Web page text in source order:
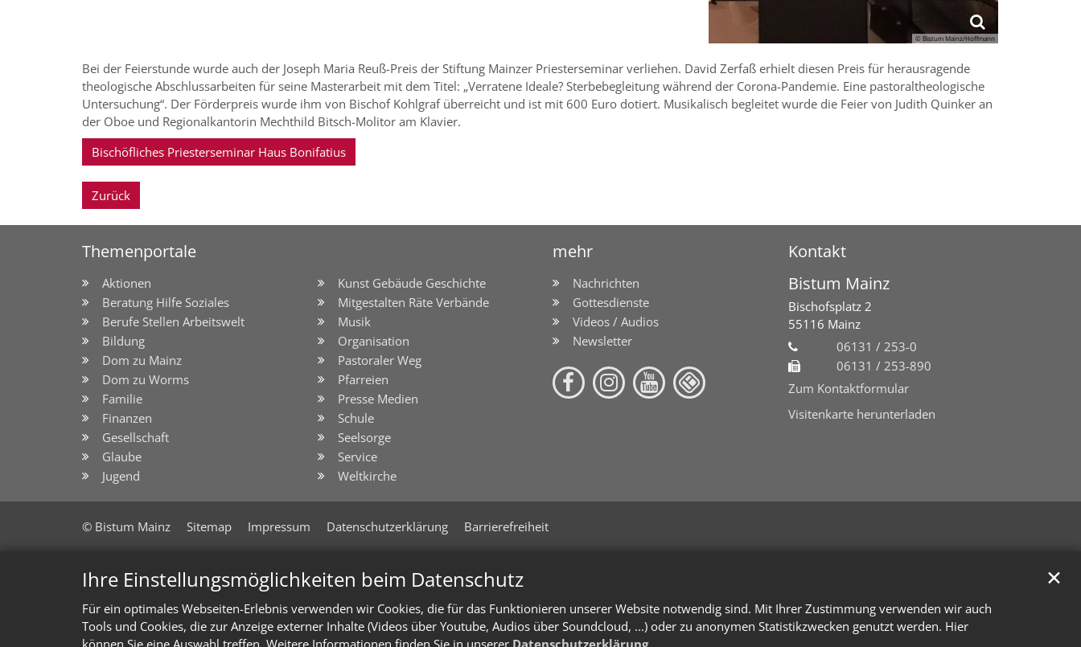
Ihre Einstellungsmöglichkeiten beim Datenschutz
Für ein optimales Webseiten-Erlebnis verwenden wir Cookies, die für das Funktionieren unserer Website notwendig sind. Mit Ihrer Zustimmung verwenden wir auch
Tools und Cookies, die zur Anzeige externer Inhalte (Videos über Youtube, Audios über Soundcloud, ...) oder zu anonymen Statistikzwecken genutzt werden. Hier
können Sie eine Auswahl treffen. Weitere Informationen finden Sie in unserer Datenschutzerklärung.
✕
© Bistum Mainz/Hoffmann
Bei der Feierstunde wurde auch der Joseph Maria Reuß-Preis der Stiftung Mainzer Priesterseminar verliehen. David Zerfaß erhielt diesen Preis für herausragende
theologische Abschlussarbeiten für seine Masterarbeit mit dem Titel: „Verratene Ideale? Sterbebegleitung während der Corona-Pandemie. Eine pastoraltheologische
Untersuchung“. Der Förderpreis wurde ihm von Bischof Kohlgraf überreicht und ist mit 600 Euro dotiert. Musikalisch begleitet wurde die Feier von Judith Quinker an
der Oboe und Regionalkantorin Mechthild Bitsch-Molitor am Klavier.
Bischöfliches Priesterseminar Haus Bonifatius
Zurück
Themenportale mehr Kontakt
Aktionen
Beratung Hilfe Soziales
Berufe Stellen Arbeitswelt
Bildung
Dom zu Mainz
Dom zu Worms
Familie
Finanzen
Gesellschaft
Glaube
Jugend
Kunst Gebäude Geschichte
Mitgestalten Räte Verbände
Musik
Organisation
Pastoraler Weg
Pfarreien
Presse Medien
Schule
Seelsorge
Service
Weltkirche
Nachrichten
Gottesdienste
Videos / Audios
Newsletter
Bistum Mainz
Bischofsplatz 2
55116 Mainz
06131 / 253-0
06131 / 253-890
Zum Kontaktformular
Visitenkarte herunterladen
© Bistum Mainz Sitemap Impressum Datenschutzerklärung Barrierefreiheit